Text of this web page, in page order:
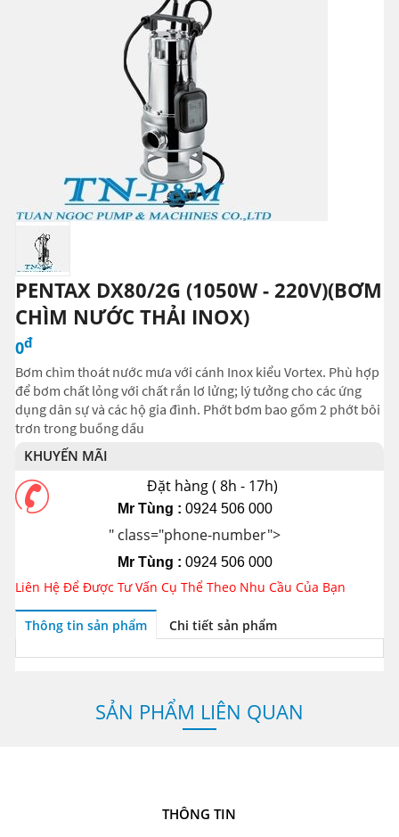
Dụng cụ cầm tay
PENTAX DX80/2G (1050W - 220V)(BƠM
CHÌM NƯỚC THẢI INOX)
0đ
Bơm chìm thoát nước mưa với cánh Inox kiểu Vortex. Phù hợp
để bơm chất lỏng với chất rắn lơ lửng; lý tưởng cho các ứng
dụng dân sự và các hộ gia đình. Phớt bơm bao gồm 2 phớt bôi
trơn trong buồng dầu
KHUYẾN MÃI
Đặt hàng ( 8h - 17h)
Mr Tùng : 0924 506 000
" class="phone-number">
Mr Tùng : 0924 506 000
Liên Hệ Để Được Tư Vấn Cụ Thể Theo Nhu Cầu Của Bạn
Thông tin sản phẩm Chi tiết sản phẩm
SẢN PHẨM LIÊN QUAN
THÔNG TIN